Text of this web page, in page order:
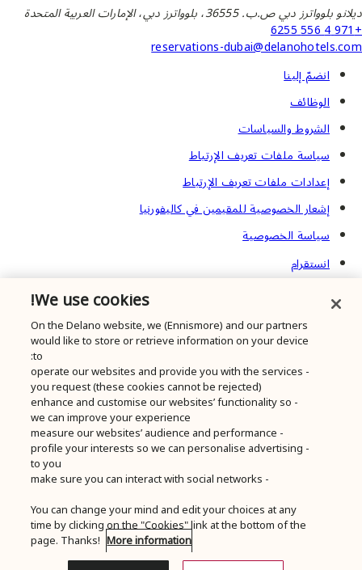
ديلانو بلوواترز دبي ص.ب. 36555، بلوواترز دبي، الإمارات العربية المتحدة
+971 4 556 6255
reservations-dubai@delanohotels.com
انضمّ إلينا
الوظائف
الشروط والسياسات
سياسة ملفات تعريف الإرتباط
إعدادات ملفات تعريف الإرتباط
إشعار الخصوصية للمقيمين في كاليفورنيا
سياسة الخصوصية
انستقرام
يوتيوب
تريب أدفايزر
الأسئلة المتداولة
We use cookies!
On the Delano website, we (Ennismore) and our partners
would like to store or retrieve information on your device
to:
- operate our websites and provide you with the services
you request (these cookies cannot be rejected)
- enhance and customise our websites’ functionality so
we can improve your experience
- measure our websites’ audience and performance
- profile your interests so we can personalise advertising
to you
- make sure you can interact with social networks
You can change your mind and edit your choices at any
time by clicking on the "Cookies" link at the bottom of the
page. Thanks! More information